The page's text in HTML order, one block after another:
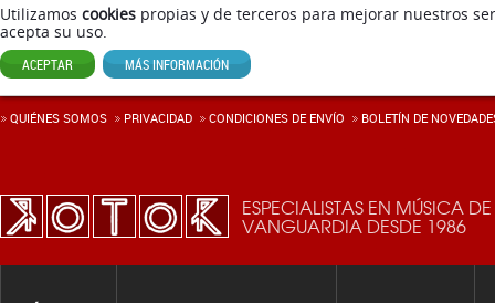
Utilizamos cookies propias y de terceros para mejorar nuestros
acepta su uso.
ACEPTAR MÁS INFORMACIÓN
ESPECIALISTAS EN MÚSICA DE
VANGUARDIA DESDE 1986
QUIÉNES SOMOS PRIVACIDAD CONDICIONES DE ENVÍ­O BOLETÍN DE